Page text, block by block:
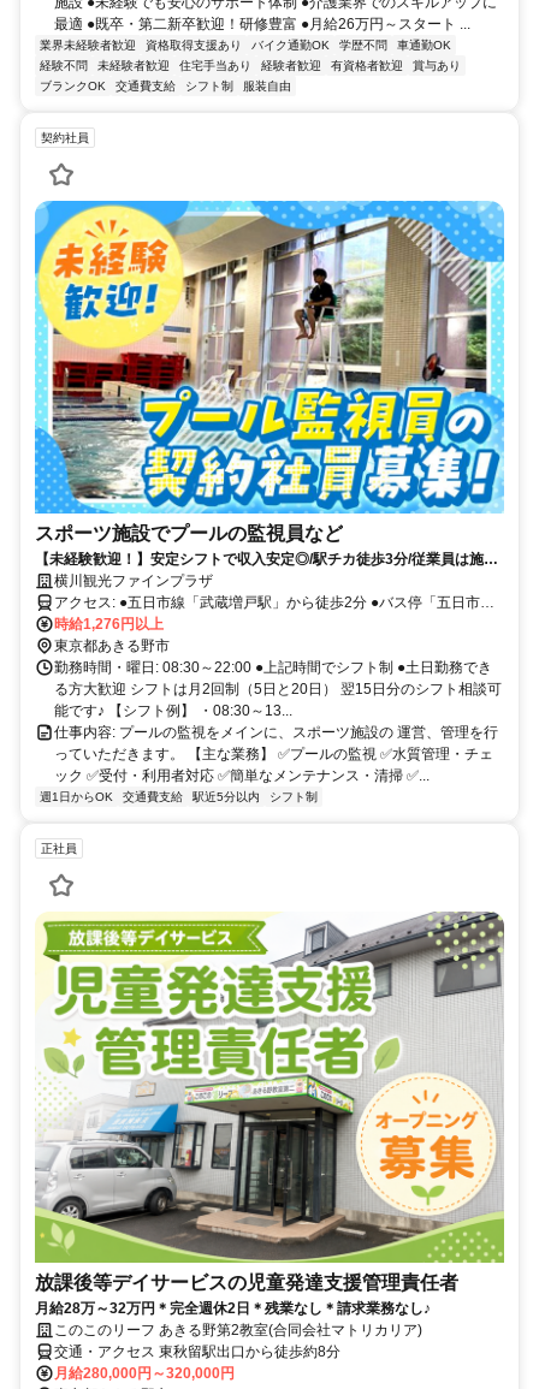
最適 ●既卒・第二新卒歓迎！研修豊富 ●月給26万円～スタート ...
業界未経験者歓迎 資格取得支援あり バイク通勤OK 学歴不問
車通勤OK
経験不問
未経験者歓迎 住宅手当あり 経験者歓迎 有資格者歓迎
賞与あり
ブランクOK
交通費支給 シフト制 服装自由
契約社員
スポーツ施設でプールの監視員など
【未経験歓迎！】安定シフトで収入安定◎/駅チカ徒歩3分/従業員は施設
を無料で使用可能！
横川観光ファインプラザ
アクセス: ●五日市線「武蔵増戸駅」から徒歩2分 ●バス停「五日市フ
ァインプラザ」から徒歩1分 ●五日市線「武蔵引田駅」から車で7分
◎車・バイク・自転車通勤OK！
時給1,276円以上
東京都あきる野市
勤務時間・曜日: 08:30～22:00 ●​上記時間でシフト制 ●土日勤務でき
る方大歓迎 シフトは月2回制（5日と20日） 翌15日分のシフト相談可
能です♪ 【シフト例】 ・08:30～13...
仕事内容: プールの監視をメインに、スポーツ施設の 運営、管理を行
っていただきます。 【主な業務】 ✅️プールの監視 ✅️水質管理・チェ
ック ✅️受付・利用者対応 ✅️簡単なメンテナンス・清掃 ✅...
週1日からOK 交通費支給 駅近5分以内 シフト制
正社員
放課後等デイサービスの児童発達支援管理責任者
月給28万～32万円＊完全週休2日＊残業なし＊請求業務なし♪
このこのリーフ あきる野第2教室(合同会社マトリカリア)
交通・アクセス 東秋留駅出口から徒歩約8分
月給280,000円～320,000円